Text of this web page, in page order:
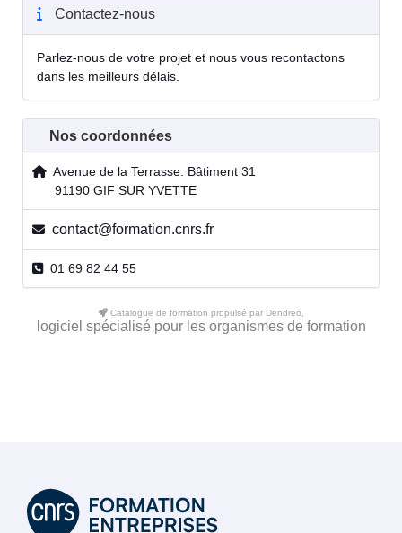
Contactez-nous
Parlez-nous de votre projet et nous vous recontactons
dans les meilleurs délais.
Nos coordonnées
Avenue de la Terrasse. Bâtiment 31
91190 GIF SUR YVETTE
contact@formation.cnrs.fr
01 69 82 44 55
Catalogue de formation propulsé par Dendreo,
logiciel spécialisé pour les organismes de formation